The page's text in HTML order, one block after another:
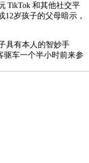
TikTok 和其他社交平
12岁孩子的父母暗示，
有本人的智妙手
驱车一个半小时前来参